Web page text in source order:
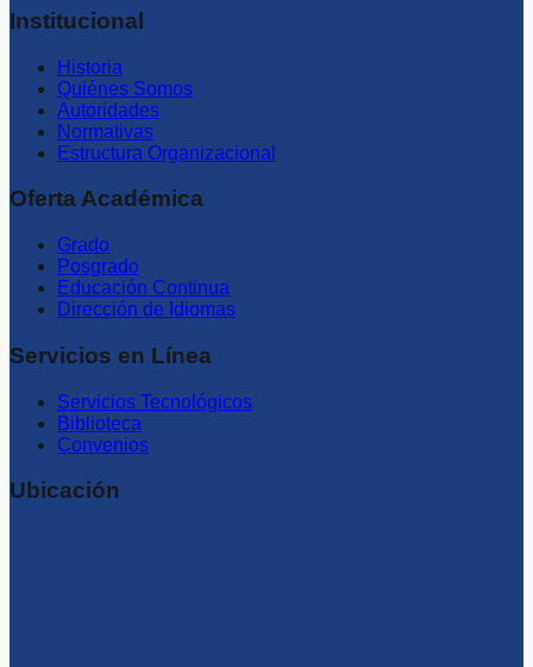
Institucional
Historia
Quiénes Somos
Autoridades
Normativas
Estructura Organizacional
Oferta Académica
Grado
Posgrado
Educación Continua
Dirección de Idiomas
Servicios en Línea
Servicios Tecnológicos
Biblioteca
Convenios
Ubicación